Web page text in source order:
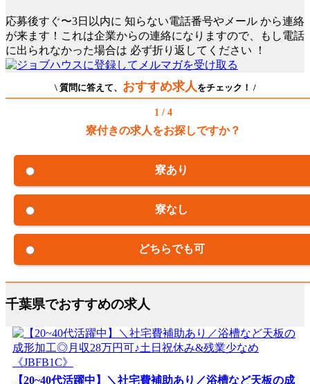
応募後すぐ〜3日以内に 知らない電話番号やメール から連絡
が来ます！これは企業からの連絡になりますので、もし電話
に出られなかった場合は 必ず折り返してください ！
\ 質問に答えて、 おすすめ求人 をチェック！ /
1 / 4
寮付きの求人をお探しですか？
寮あり
寮なし
どちらでも可
千葉県でおすすめの求人
【20~40代活躍中】＼社宅費補助あり／浴槽など天板の成